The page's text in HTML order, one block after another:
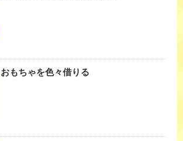
おもちゃを色々借りる